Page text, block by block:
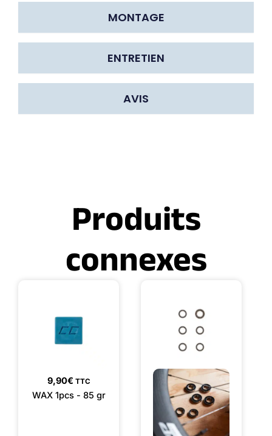
MONTAGE
ENTRETIEN
AVIS
Produits
connexes
9,90€ TTC
WAX 1pcs - 85 gr